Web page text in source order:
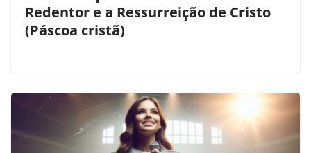
Redentor e a Ressurreição de Cristo
(Páscoa cristã)